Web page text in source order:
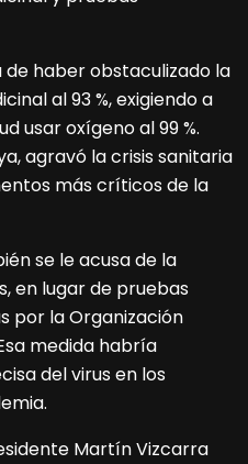
de haber obstaculizado la
al 93 %, exigiendo a
usar oxígeno al 99 %.
agravó la crisis sanitaria
más críticos de la
se le acusa de la
en lugar de pruebas
por la Organización
medida habría
del virus en los
Martín Vizcarra